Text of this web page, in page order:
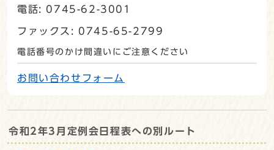
電話: 0745-62-3001
ファックス: 0745-65-2799
電話番号のかけ間違いにご注意ください
お問い合わせフォーム
令和2年3月定例会日程表への別ルート